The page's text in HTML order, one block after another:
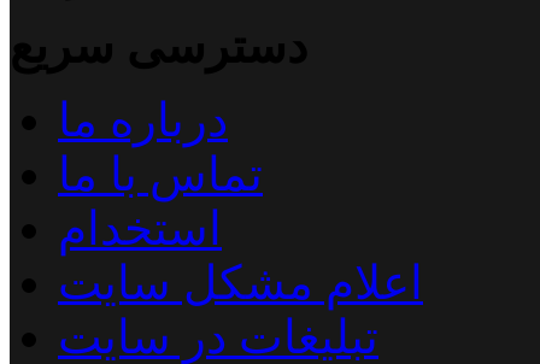
دسترسی سریع
درباره ما
تماس با ما
استخدام
اعلام مشکل سایت
تبلیغات در سایت